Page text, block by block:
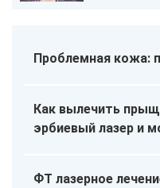
Проблемная кожа:
Как вылечить
эрбиевый лазер и
ФТ лазерное